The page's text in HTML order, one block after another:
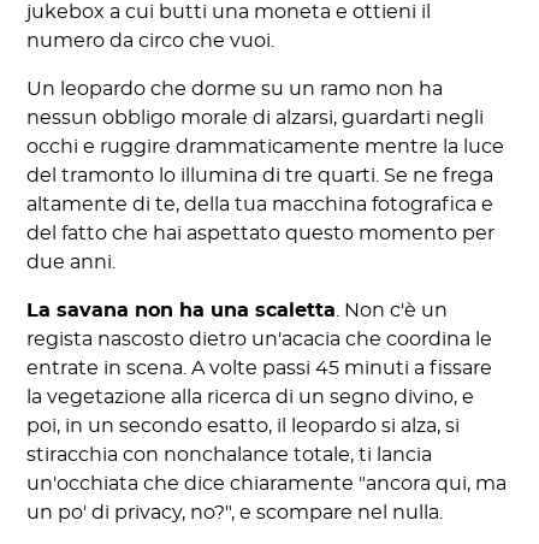
jukebox a cui butti una moneta e ottieni il
numero da circo che vuoi.
Un leopardo che dorme su un ramo non ha
nessun obbligo morale di alzarsi, guardarti negli
occhi e ruggire drammaticamente mentre la luce
del tramonto lo illumina di tre quarti. Se ne frega
altamente di te, della tua macchina fotografica e
del fatto che hai aspettato questo momento per
due anni.
La savana non ha una scaletta . Non c'è un
regista nascosto dietro un'acacia che coordina le
entrate in scena. A volte passi 45 minuti a fissare
la vegetazione alla ricerca di un segno divino, e
poi, in un secondo esatto, il leopardo si alza, si
stiracchia con nonchalance totale, ti lancia
un'occhiata che dice chiaramente "ancora qui, ma
un po' di privacy, no?", e scompare nel nulla.